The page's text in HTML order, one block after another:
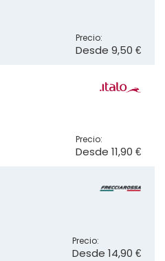
Precio:
Desde 9,50 €
Precio:
Desde 11,90 €
Precio:
Desde 14,90 €